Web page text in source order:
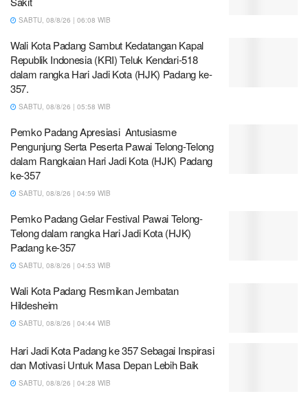
SABTU, 08/8/26 | 06:08 WIB
Wali Kota Padang Sambut Kedatangan Kapal
Republik Indonesia (KRI) Teluk Kendari-518
dalam rangka Hari Jadi Kota (HJK) Padang ke-
357.
SABTU, 08/8/26 | 05:58 WIB
Pemko Padang Apresiasi Antusiasme
Pengunjung Serta Peserta Pawai Telong-Telong
dalam Rangkaian Hari Jadi Kota (HJK) Padang
ke-357
SABTU, 08/8/26 | 04:59 WIB
Pemko Padang Gelar Festival Pawai Telong-
Telong dalam rangka Hari Jadi Kota (HJK)
Padang ke-357
SABTU, 08/8/26 | 04:53 WIB
Wali Kota Padang Resmikan Jembatan
Hildesheim
SABTU, 08/8/26 | 04:44 WIB
Hari Jadi Kota Padang ke 357 Sebagai Inspirasi
dan Motivasi Untuk Masa Depan Lebih Baik
SABTU, 08/8/26 | 04:28 WIB